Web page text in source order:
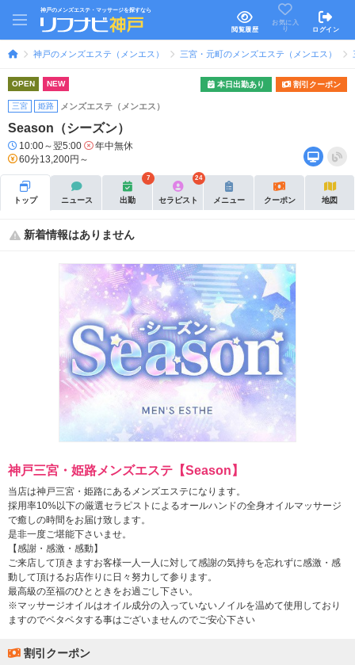
神戸のメンズエステ・マッサージを探すなら
閲覧履歴
お気に入
り
ログイン
神戸のメンズエステ（メンエス） 三宮・元町のメンズエステ（メンエス）
OPEN NEW 本日出勤あり 割引クーポン
三宮 姫路 メンズエステ（メンエス）
Season（シーズン）
10:00～翌5:00
年中無休
60分13,200円～
トップ ニュース 出勤
7
セラピスト
24
メニュー クーポン 地図
新着情報はありません
神戸三宮・姫路メンズエステ【Season】
当店は神戸三宮・姫路にあるメンズエステになります。
採用率10%以下の厳選セラピストによるオールハンドの全身オイルマッサージ
で癒しの時間をお届け致します。
是非一度ご堪能下さいませ。
【感謝・感激・感動】
ご来店して頂きますお客様一人一人に対して感謝の気持ちを忘れずに感激・感
動して頂けるお店作りに日々努力して参ります。
最高級の至福のひとときをお過ごし下さい。
※マッサージオイルはオイル成分の入っていないノイルを温めて使用しており
ますのでベタベタする事はございませんのでご安心下さい
割引クーポン